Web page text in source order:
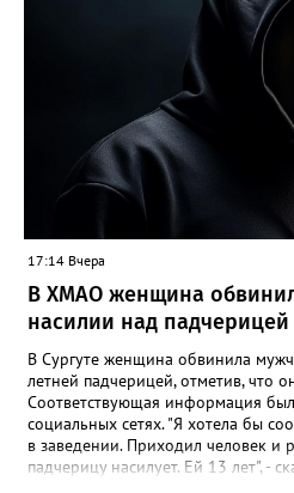
врубается на ночь! Он мешает
близлежащих домов! Мало нам по
и авто, чтобы еще из-за вашей
сообщении. В МБУ "Управление по
благоустройству" Нижневартовска
Gorod3466.ru сообщили, что
светофорных объектах
при согласовании с обществом
контролируется прокуратурой. В
работают. Корректировка
возможности", - подчеркнули в
17:14 Вчера
В ХМАО женщина
насилии над падчерицей
В Сургуте женщина обвинила
летней падчерицей, отметив, что
Соответствующая информация
социальных сетях. "Я хотела бы
в заведении. Приходил человек и
падчерицу насилует. Ей 13 лет", -